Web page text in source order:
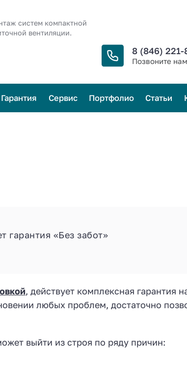
систем компактной
вентиляции.
8 (846) 221-
Позвоните нам
Гарантия Сервис Портфолио Статьи
гарантия «Без забот»
, действует комплексная гарантия
любых проблем, достаточно
выйти из строя по ряду причин: